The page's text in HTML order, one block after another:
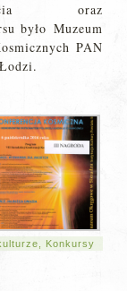
oraz
było Muzeum
PAN
Konkursy